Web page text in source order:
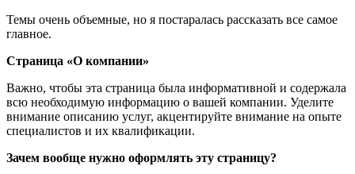
Темы очень объемные, но я постаралась рассказать все самое
главное.
Страница «О компании»
Важно, чтобы эта страница была информативной и содержала
всю необходимую информацию о вашей компании. Уделите
внимание описанию услуг, акцентируйте внимание на опыте
специалистов и их квалификации.
Зачем вообще нужно оформлять эту страницу?